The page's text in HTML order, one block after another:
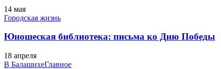
14 мая
Городская жизнь
Юношеская библиотекa: письма ко Дню Победы
18 апреля
В БалашихеГлавное